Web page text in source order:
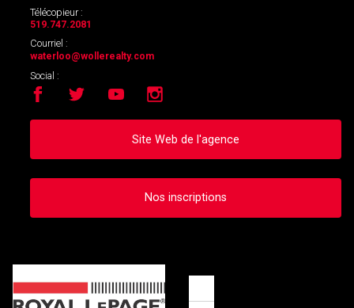
Télécopieur :
519.747.2081
Courriel :
waterloo@wollerealty.com
Social :
Site Web de l'agence
Nos inscriptions